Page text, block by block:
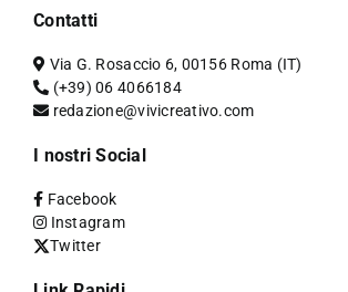
Contatti
Via G. Rosaccio 6, 00156 Roma (IT)
(+39) 06 4066184
redazione@vivicreativo.com
I nostri Social
Facebook
Instagram
Twitter